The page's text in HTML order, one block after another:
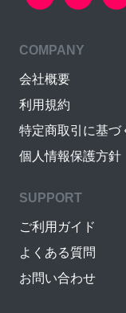
COMPANY
会社概要
利用規約
特定商取引に基づ
個人情報保護方針
SUPPORT
ご利用ガイド
よくある質問
お問い合わせ